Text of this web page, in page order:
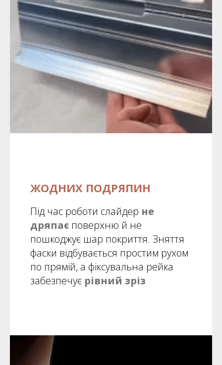
ЖОДНИХ ПОДРЯПИН
Під час роботи слайдер не
дряпає поверхню й не
пошкоджує шар покриття. Зняття
фаски відбувається простим рухом
по прямій, а фіксувальна рейка
забезпечує рівний зріз